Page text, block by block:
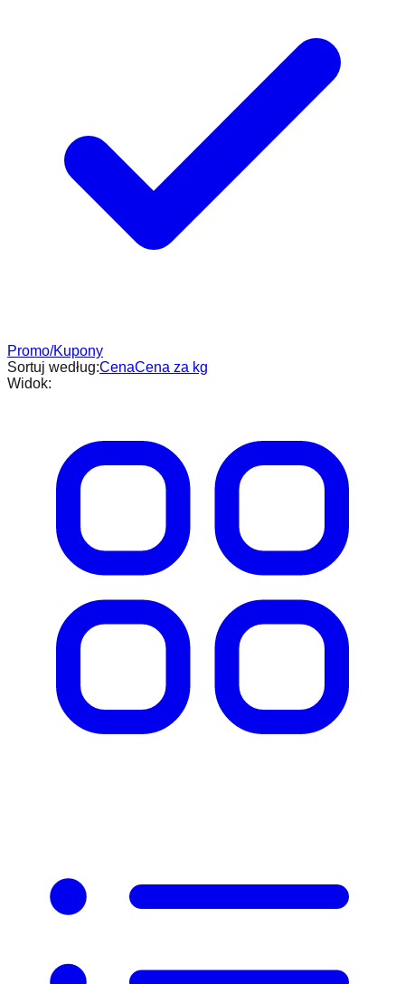
Promo/Kupony
Sortuj według:CenaCena za kg
Widok: